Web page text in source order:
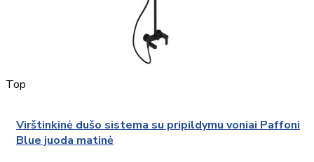
Top
Virštinkinė dušo sistema su pripildymu voniai Paffoni
Blue juoda matinė